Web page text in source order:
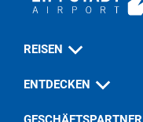
REISEN
ENTDECKEN